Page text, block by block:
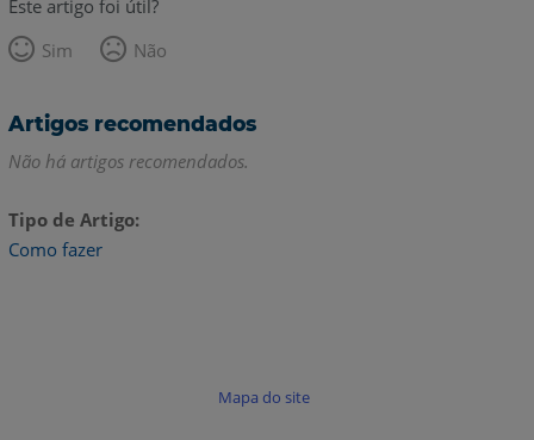
Este artigo foi útil?
Sim
Não
Artigos recomendados
Não há artigos recomendados.
Tipo de Artigo
Como fazer
Mapa do site